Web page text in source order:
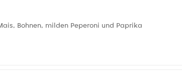
Bohnen, milden Peperoni und Paprika